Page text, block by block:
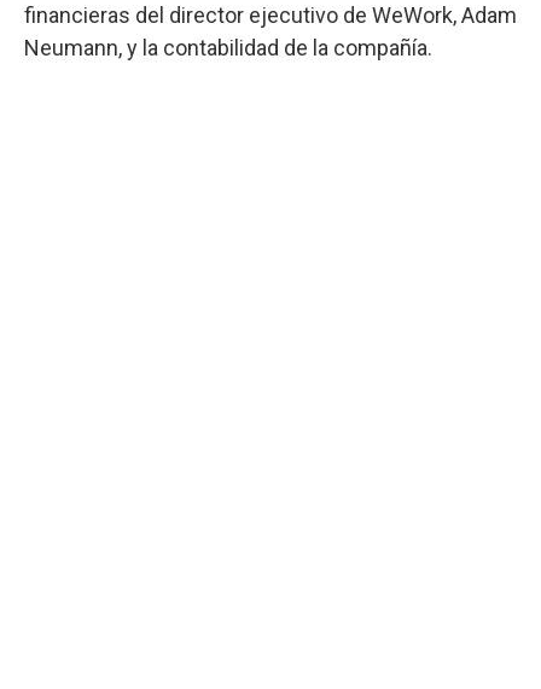
financieras del director ejecutivo de WeWork, Adam
Neumann, y la contabilidad de la compañía.